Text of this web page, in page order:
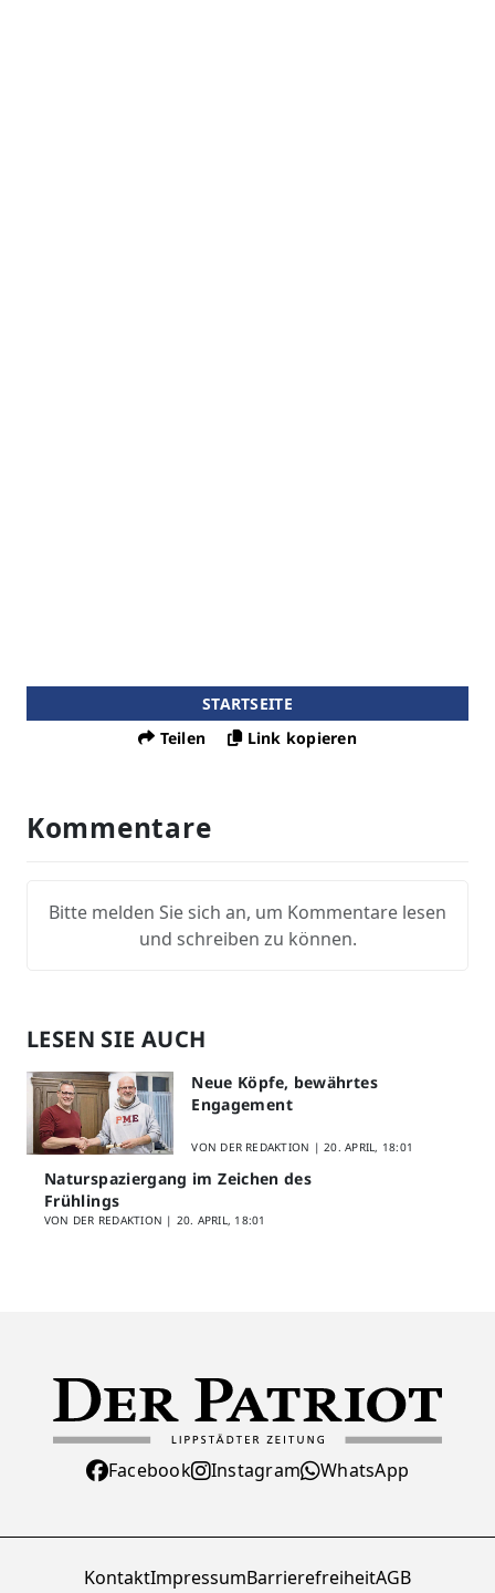
STARTSEITE
Teilen
Link kopieren
Kommentare
Bitte melden Sie sich an, um Kommentare lesen
und schreiben zu können.
LESEN SIE AUCH
Neue Köpfe, bewährtes
Engagement
VON DER REDAKTION |20. APRIL, 18:01
Naturspaziergang im Zeichen des
Frühlings
VON DER REDAKTION | 20. APRIL, 18:01
Facebook Instagram WhatsApp
KontaktImpressumBarrierefreiheitAGB